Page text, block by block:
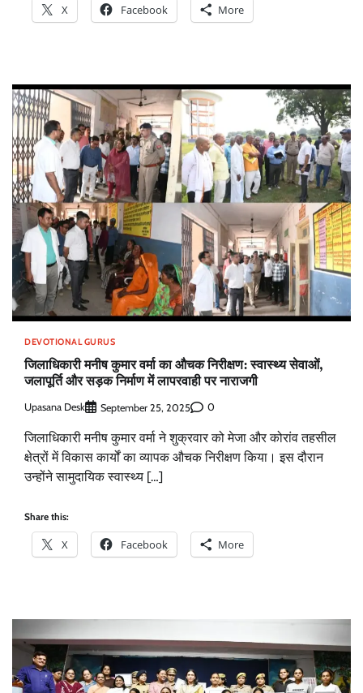
X Facebook More
DEVOTIONAL GURUS
जिलाधिकारी मनीष कुमार वर्मा का औचक निरीक्षण: स्वास्थ्य सेवाओं,
जलापूर्ति और सड़क निर्माण में लापरवाही पर नाराजगी
Upasana Desk September 25, 2025 0
जिलाधिकारी मनीष कुमार वर्मा ने शुक्रवार को मेजा और कोरांव तहसील
क्षेत्रों में विकास कार्यों का व्यापक औचक निरीक्षण किया। इस दौरान
उन्होंने सामुदायिक स्वास्थ्य […]
Share this:
X Facebook More